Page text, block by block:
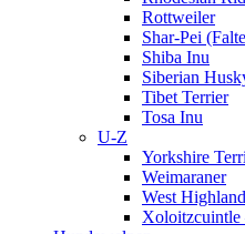
Rottweiler
Shar-Pei
Shiba Inu
Siberian
Tibet Terrier
Tosa Inu
U-Z
Yorkshire
Weimaraner
West
Xoloitzcuintle